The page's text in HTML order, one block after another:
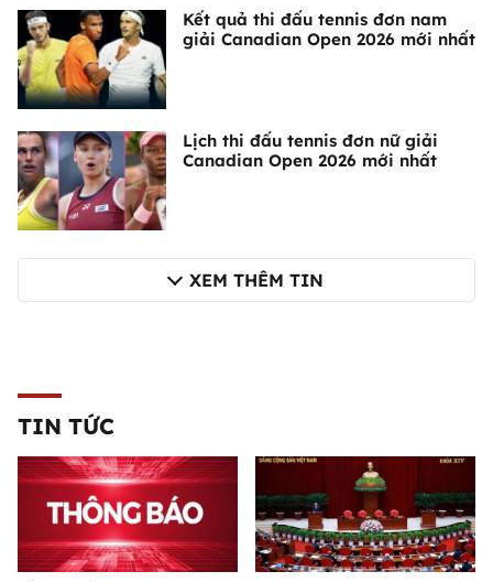
Kết quả thi đấu tennis đơn nam
giải Canadian Open 2026 mới nhất
Lịch thi đấu tennis đơn nữ giải
Canadian Open 2026 mới nhất
XEM THÊM TIN
TIN TỨC